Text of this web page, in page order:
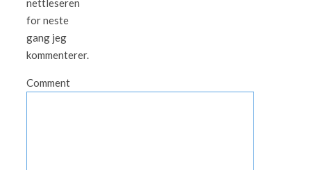
nettleseren
for neste
gang jeg
kommenterer.
Comment